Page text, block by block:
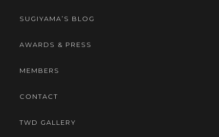
SUGIYAMA’S BLOG
AWARDS & PRESS
MEMBERS
CONTACT
TWD GALLERY